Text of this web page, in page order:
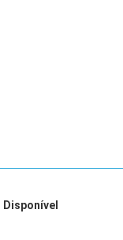
Disponível